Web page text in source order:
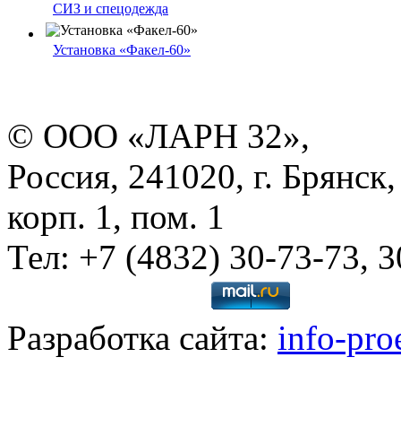
СИЗ и спецодежда
Установка «Факел-60»
© ООО «ЛАРН 32»,
Россия, 241020, г.
корп. 1, пом. 1
Тел: +7 (4832) 30-73-73,
Разработка сайта: info-